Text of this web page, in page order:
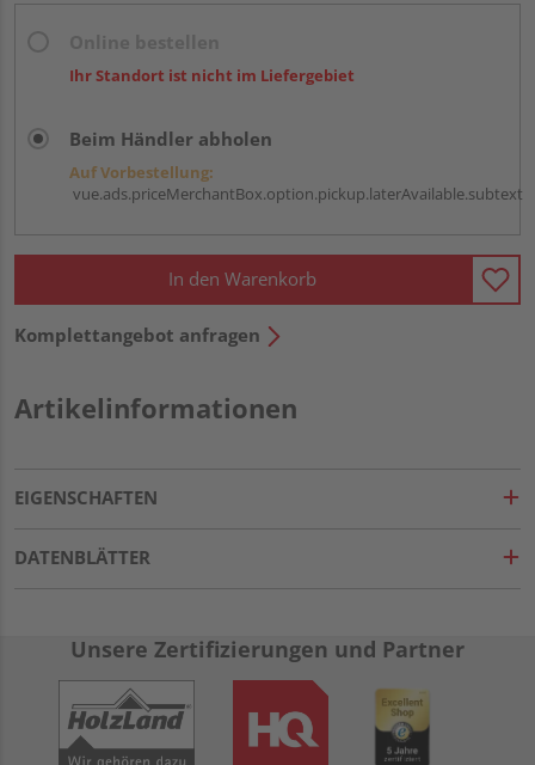
Ihr Standort ist nicht im Liefergebiet
Beim Händler abholen
Auf Vorbestellung:
vue.ads.priceMerchantBox.option.pickup.laterAvailable.subtext
In den Warenkorb
Komplettangebot anfragen
Artikelinformationen
EIGENSCHAFTEN
DATENBLÄTTER
Unsere Zertifizierungen und Partner